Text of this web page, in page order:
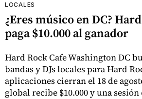
LOCALES
¿Eres músico en DC?
paga $10.000 al ganador
Hard Rock Cafe Washington DC
bandas y DJs locales para Hard
aplicaciones cierran el 18 de
global recibe $10.000 y una